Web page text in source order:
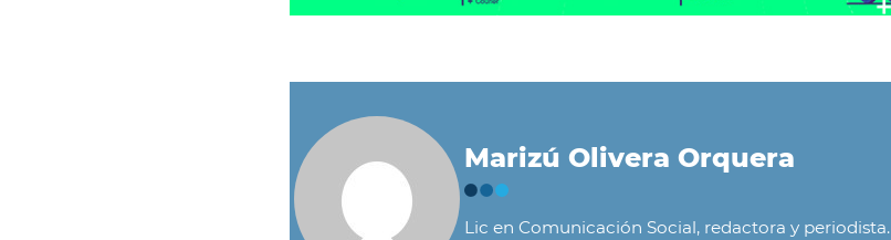
Marizú Olivera Orquera
Lic en Comunicación Social, redactora y periodista.